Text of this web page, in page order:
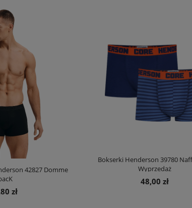
42827 Domme
zł
Bokserki Henderson 39780
Wyprzedaż
48,00 zł